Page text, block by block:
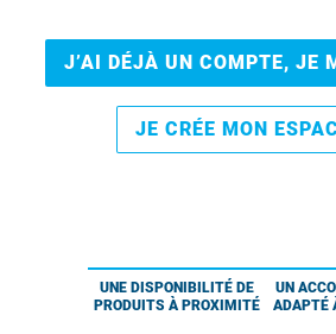
J’AI DÉJÀ UN COMPTE, JE
JE CRÉE MON
UNE DISPONIBILITÉ DE
PRODUITS À PROXIMITÉ
UN
ADAPTÉ